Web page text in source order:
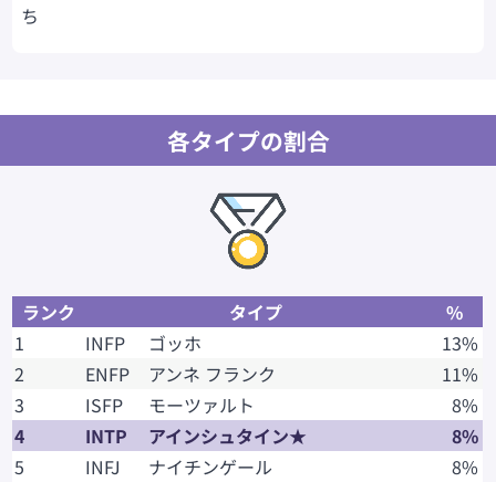
ち
各タイプの割合
ランク タイプ
%
1
INFP ゴッホ
13%
2
ENFP アンネ フランク
11%
3
ISFP モーツァルト
8%
4
INTP アインシュタイン★
8%
5
INFJ ナイチンゲール
8%